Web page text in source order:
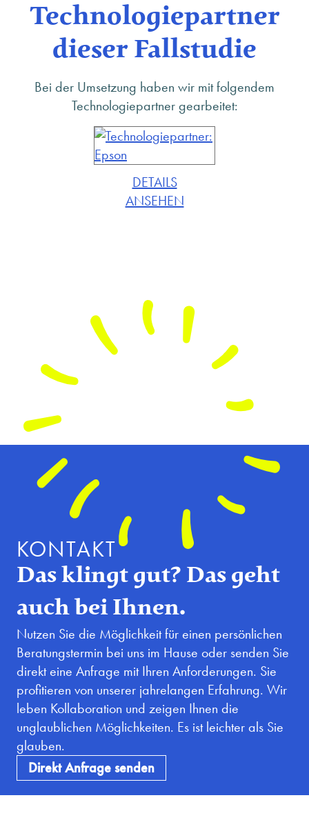
Technologiepartner
dieser Fallstudie
Bei der Umsetzung haben wir mit folgendem
Technologiepartner gearbeitet:
DETAILS
ANSEHEN
KONTAKT
Das klingt gut? Das geht
auch bei Ihnen.
Nutzen Sie die Möglichkeit für einen persönlichen
Beratungstermin bei uns im Hause oder senden Sie
direkt eine Anfrage mit Ihren Anforderungen. Sie
profitieren von unserer jahrelangen Erfahrung. Wir
leben Kollaboration und zeigen Ihnen die
unglaublichen Möglichkeiten. Es ist leichter als Sie
glauben.
Direkt Anfrage senden